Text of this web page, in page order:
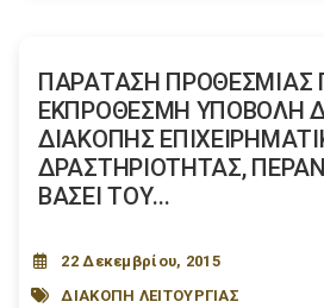
ΠΑΡΑΤΑΣΗ ΠΡΟΘΕΣΜΙΑΣ
ΕΚΠΡΟΘΕΣΜΗ ΥΠΟΒΟΛΗ
ΔΙΑΚΟΠΗΣ
ΔΡΑΣΤΗΡΙΟΤΗΤΑΣ,
ΒΑΣΕΙ ΤΟΥ...
22 Δεκεμβρίου, 2015
ΔΙΑΚΟΠΗ ΛΕΙΤΟΥΡΓΙΑΣ